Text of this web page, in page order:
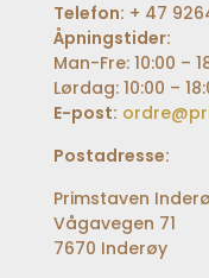
Telefon: + 47
Åpningstider:
Man-Fre: 10:00 –
Lørdag: 10:00 –
E-post:
Postadresse:
Primstaven
Vågavegen 71
7670 Inderøy